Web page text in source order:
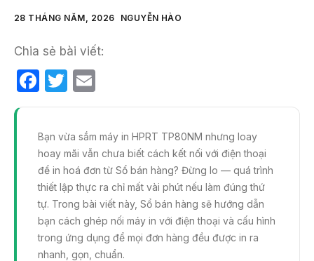
28 THÁNG NĂM, 2026 NGUYỄN HÀO
Chia sẻ bài viết:
F
a
c
e
b
o
o
k
T
w
itt
er
m
ail
Bạn vừa sắm máy in HPRT TP80NM nhưng loay
hoay mãi vẫn chưa biết cách kết nối với điện thoại
để in hoá đơn từ Sổ bán hàng? Đừng lo — quá trình
thiết lập thực ra chỉ mất vài phút nếu làm đúng thứ
tự. Trong bài viết này, Sổ bán hàng sẽ hướng dẫn
bạn cách ghép nối máy in với điện thoại và cấu hình
trong ứng dụng để mọi đơn hàng đều được in ra
nhanh, gọn, chuẩn.